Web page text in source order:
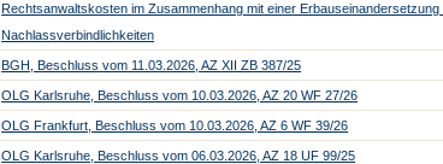
Rechtsanwaltskosten im Zusammenhang mit einer
Nachlassverbindlichkeiten
BGH, Beschluss vom 11.03.2026, AZ XII ZB 387/25
OLG Karlsruhe, Beschluss vom 10.03.2026, AZ 20 WF 27/26
OLG Frankfurt, Beschluss vom 10.03.2026, AZ 6 WF 39/26
OLG Karlsruhe, Beschluss vom 06.03.2026, AZ 18 UF 99/25